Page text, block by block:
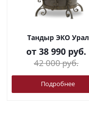
Тандыр ЭКО Урал
от 38 990 руб.
42 000 руб.
Подробнее